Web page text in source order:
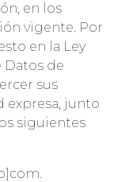
en los
vigente. Por
en la Ley
Datos de
sus
junto
siguientes